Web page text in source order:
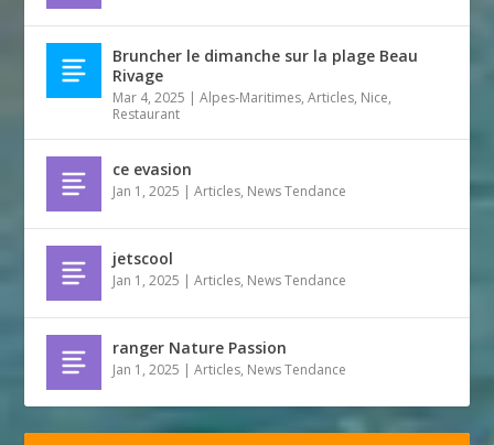
Bruncher le dimanche sur la plage Beau
Rivage
Mar 4, 2025 |Alpes-Maritimes,Articles, Nice,
Restaurant
ce evasion
Jan 1, 2025 |Articles, News Tendance
jetscool
Jan 1, 2025 |Articles, News Tendance
ranger Nature Passion
Jan 1, 2025 |Articles, News Tendance